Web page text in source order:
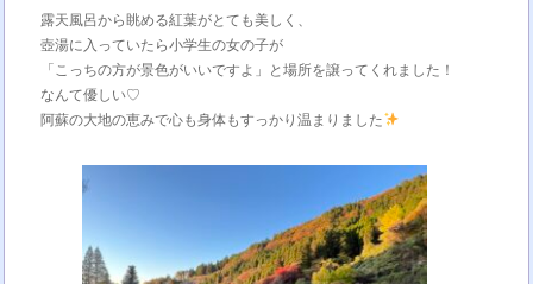
露天風呂から眺める紅葉がとても美しく、
壺湯に入っていたら小学生の女の子が
「こっちの方が景色がいいですよ」と場所を譲ってくれました！
なんて優しい♡
阿蘇の大地の恵みで心も身体もすっかり温まりました